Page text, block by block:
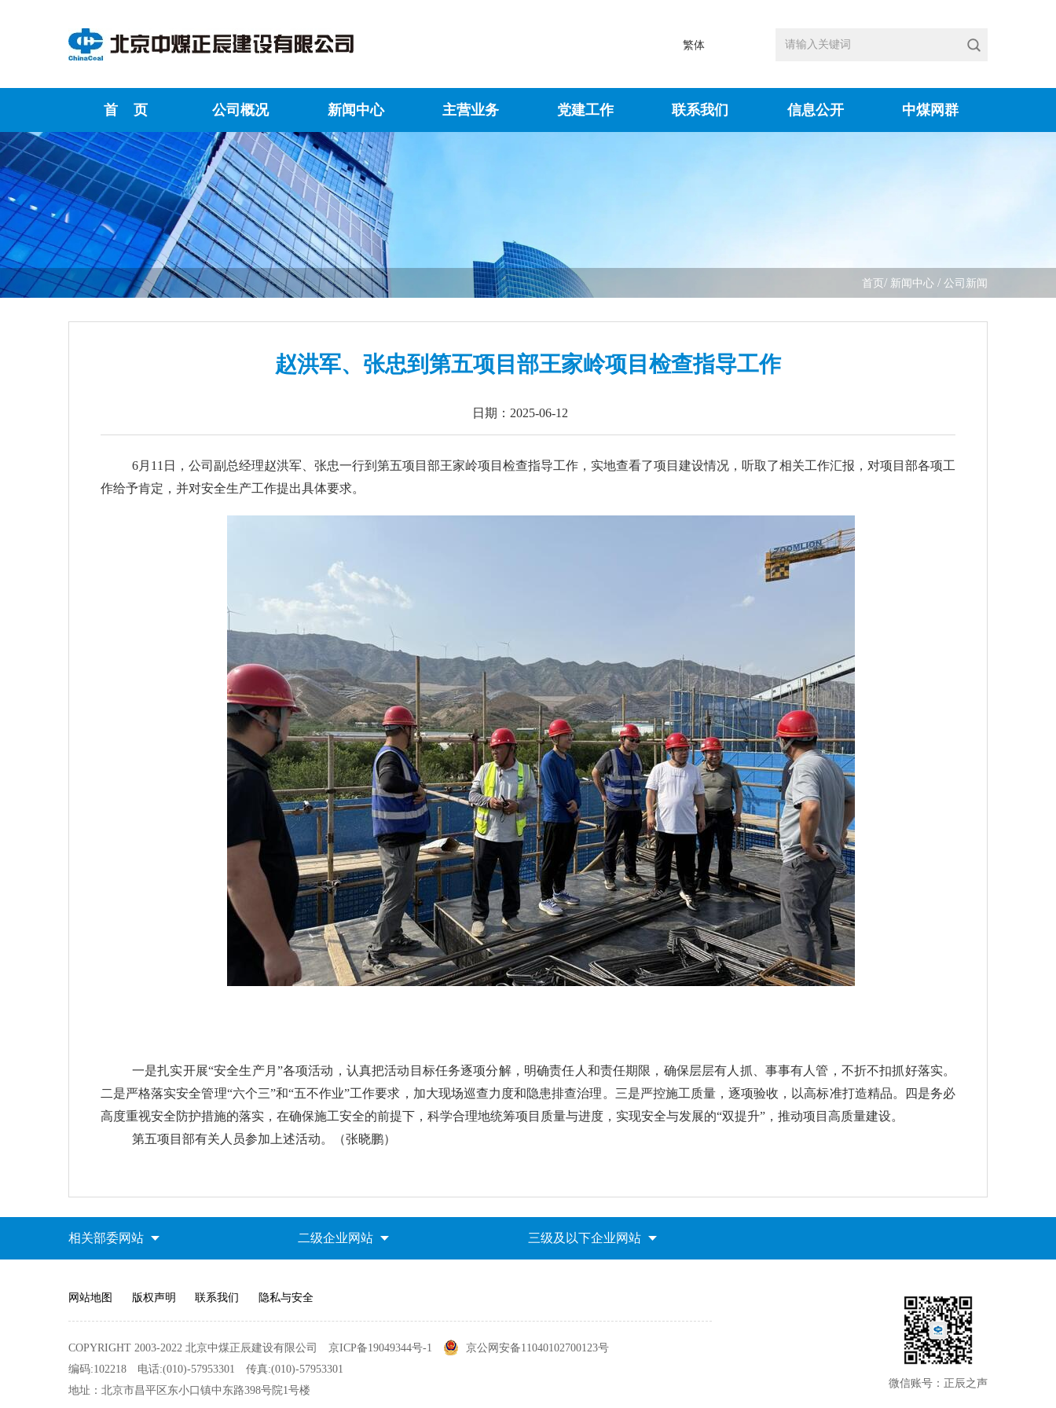
繁体
首 页 公司概况 新闻中心 主营业务 党建工作 联系我们 信息公开 中煤网群
首页/ 新闻中心 / 公司新闻
赵洪军、张忠到第五项目部王家岭项目检查指导工作
日期：2025-06-12
6月 11 日，公司副总经理赵洪军 张忠一行到第五项目部王家岭项目 检查指导工作，实地查看了项目建设情况，听取了相关工作汇报，对项目部各项工
作给予肯定，并对安全生产工作提出具体要求。
一是扎实开展“安全生产月 ”各项活动，认真把活动目标任务逐项分解，明确责任人和责任期限，确保层层有人抓、事事有人管，不折不扣抓好落实。
二是严格落实安全管理“六个三”和“五不作业”工作要求，加大现场巡查力度和隐患排查治理 。 三是严控施工质量，逐项验收，以高标准打造精品。
四是务必
高度重视安全防护措施的落实，在确保施工安全的前提下，科学合理地统筹项目质量与进度，实现安全与发展的“双提升” ，推动项目高质量建设。
第五项目部有关人员参加上述活动。 （张晓鹏）
相关部委网站 二级企业网站 三级及以下企业网站
网站地图 版权声明 联系我们 隐私与安全
COPYRIGHT 2003-2022 北京中煤正辰建设有限公司 京ICP备19049344号-1
京公网安备11040102700123号
编码:102218
电话:(010)-57953301
传真:(010)-57953301
地址：北京市昌平区东小口镇中东路398号院1号楼
微信账号：正辰之声